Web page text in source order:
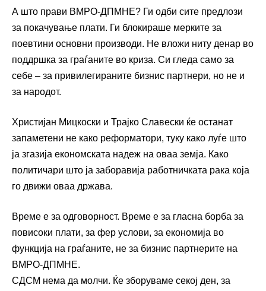
А што прави ВМРО-ДПМНЕ? Ги одби сите предлози
за покачување плати. Ги блокираше мерките за
поевтини основни производи. Не вложи ниту денар во
поддршка за граѓаните во криза. Си гледа само за
себе – за привилегираните бизнис партнери, но не и
за народот.
Христијан Мицкоски и Трајко Славески ќе останат
запаметени не како реформатори, туку како луѓе што
ја згазија економската надеж на оваа земја. Како
политичари што ја заборавија работничката рака која
го движи оваа држава.
Време е за одговорност. Време е за гласна борба за
повисоки плати, за фер услови, за економија во
функција на граѓаните, не за бизнис партнерите на
ВМРО-ДПМНЕ.
СДСМ нема да молчи. Ќе зборуваме секој ден, за